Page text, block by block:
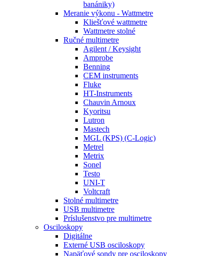
banániky)
Meranie výkonu - Wattmetre
Kliešťové wattmetre
Wattmetre stolné
Ručné multimetre
Agilent / Keysight
Amprobe
Benning
CEM instruments
Fluke
HT-Instruments
Chauvin Arnoux
Kyoritsu
Lutron
Mastech
MGL (KPS) (C-Logic)
Metrel
Metrix
Sonel
Testo
UNI-T
Voltcraft
Stolné multimetre
USB multimetre
Príslušenstvo pre multimetre
Osciloskopy
Digitálne
Externé USB osciloskopy
Napäťové sondy pre osciloskopy